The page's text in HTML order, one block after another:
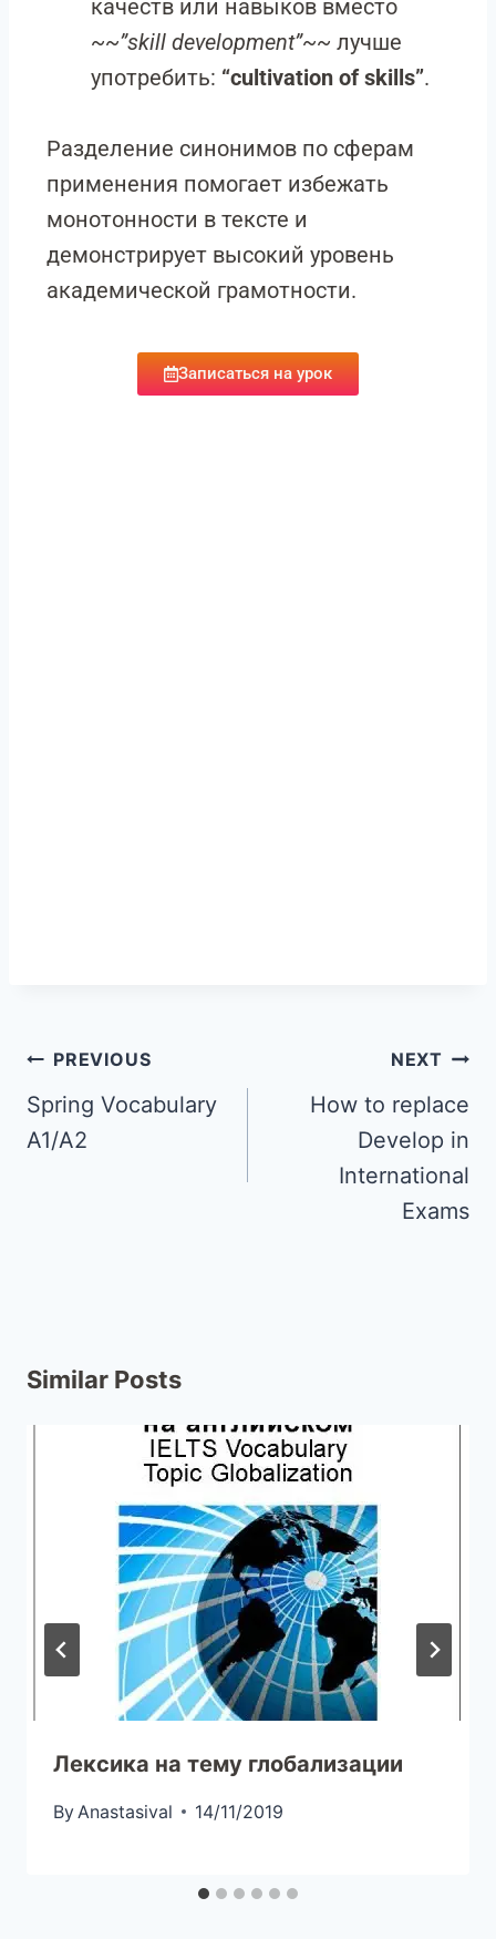
качеств или навыков вместо
~~”skill development”~~ лучше
употребить: “cultivation of skills”.
Разделение синонимов по сферам
применения помогает избежать
монотонности в тексте и
демонстрирует высокий уровень
академической грамотности.
Записаться на урок
PREVIOUS
Spring Vocabulary
A1/A2
NEXT
How to replace
Develop in
International
Exams
Similar Posts
Лексика на тему глобализации
By Anastasival 14/11/2019